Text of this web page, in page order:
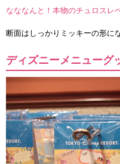
なななんと！本物のチュロスレ
断面はしっかりミッキーの形に
ディズニーメニューグ